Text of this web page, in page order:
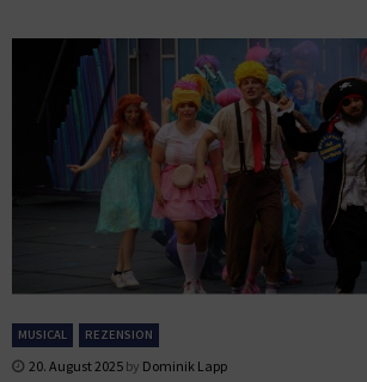
MUSICAL REZENSION
20. August 2025 by Dominik Lapp